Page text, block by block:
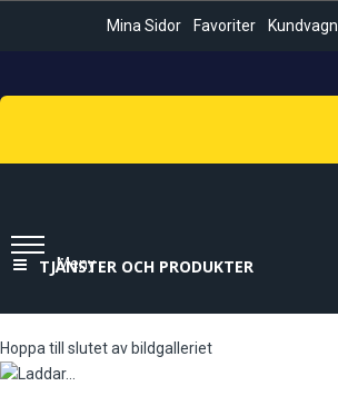
Mina Sidor Favoriter Kundvagn
TJÄNSTER OCH PRODUKTER
Meny
Hoppa till slutet av bildgalleriet